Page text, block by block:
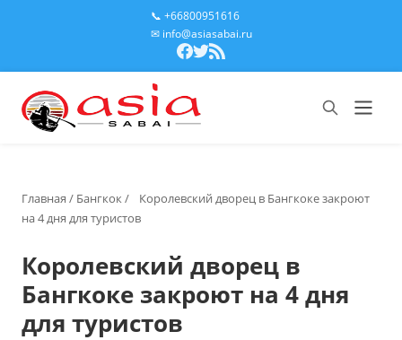
📞 +66800951616
✉ info@asiasabai.ru
Главная / Бангкок/
Королевский дворец в Бангкоке закроют
на 4 дня для туристов
Королевский дворец в
Бангкоке закроют на 4 дня
для туристов